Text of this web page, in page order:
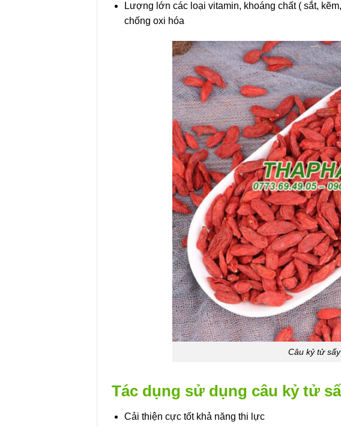
Lượng lớn các loại vitamin, khoáng chất ( sắt,
chống oxi hóa
Câu kỷ tử
Tác dụng sử dụng câu kỷ tử
Cải thiện cực tốt khả năng thi lực